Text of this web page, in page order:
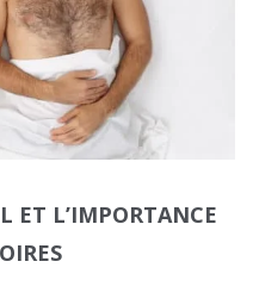
ET L’IMPORTANCE